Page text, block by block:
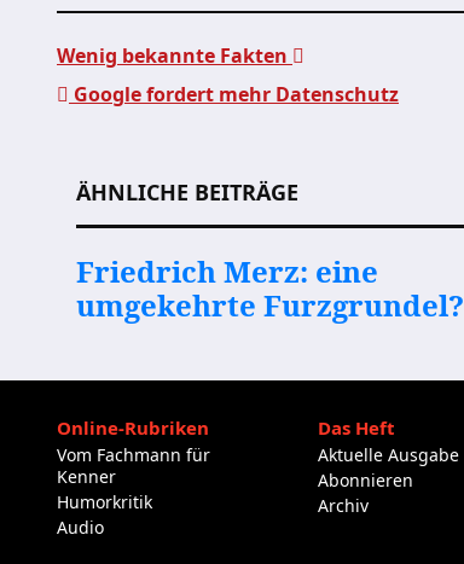
Wenig bekannte Fakten
Google fordert mehr Datenschutz
ÄHNLICHE BEITRÄGE
Friedrich Merz: eine
umgekehrte Furzgrundel?
Online-Rubriken
Vom Fachmann für
Kenner
Humorkritik
Audio
Das Heft
Aktuelle Ausgabe
Abonnieren
Archiv